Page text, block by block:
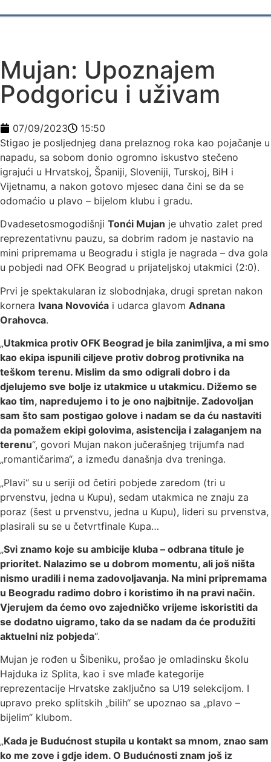
Mujan: Upoznajem
Podgoricu i uživam
07/09/2023
15:50
Stigao je posljednjeg dana prelaznog roka kao pojačanje u
napadu, sa sobom donio ogromno iskustvo stečeno
igrajući u Hrvatskoj, Španiji, Sloveniji, Turskoj, BiH i
Vijetnamu, a nakon gotovo mjesec dana čini se da se
odomaćio u plavo – bijelom klubu i gradu.
Dvadesetosmogodišnji Tonći Mujan je uhvatio zalet pred
reprezentativnu pauzu, sa dobrim radom je nastavio na
mini pripremama u Beogradu i stigla je nagrada – dva gola
u pobjedi nad OFK Beograd u prijateljskoj utakmici (2:0).
Prvi je spektakularan iz slobodnjaka, drugi spretan nakon
kornera Ivana Novovića i udarca glavom Adnana
Orahovca.
„Utakmica protiv OFK Beograd je bila zanimljiva, a mi smo
kao ekipa ispunili ciljeve protiv dobrog protivnika na
teškom terenu. Mislim da smo odigrali dobro i da
djelujemo sve bolje iz utakmice u utakmicu. Dižemo se
kao tim, napredujemo i to je ono najbitnije. Zadovoljan
sam što sam postigao golove i nadam se da ću nastaviti
da pomažem ekipi golovima, asistencija i zalaganjem na
terenu“, govori Mujan nakon jučerašnjeg trijumfa nad
„romantičarima“, a između današnja dva treninga.
„Plavi“ su u seriji od četiri pobjede zaredom (tri u
prvenstvu, jedna u Kupu), sedam utakmica ne znaju za
poraz (šest u prvenstvu, jedna u Kupu), lideri su prvenstva,
plasirali su se u četvrtfinale Kupa…
„Svi znamo koje su ambicije kluba – odbrana titule je
prioritet. Nalazimo se u dobrom momentu, ali još ništa
nismo uradili i nema zadovoljavanja. Na mini pripremama
u Beogradu radimo dobro i koristimo ih na pravi način.
Vjerujem da ćemo ovo zajedničko vrijeme iskoristiti da
se dodatno uigramo, tako da se nadam da će produžiti
aktuelni niz pobjeda“.
Mujan je rođen u Šibeniku, prošao je omladinsku školu
Hajduka iz Splita, kao i sve mlađe kategorije
reprezentacije Hrvatske zaključno sa U19 selekcijom. I
upravo preko splitskih „bilih“ se upoznao sa „plavo –
bijelim“ klubom.
„Kada je Budućnost stupila u kontakt sa mnom, znao sam
ko me zove i gdje idem. O Budućnosti znam još iz